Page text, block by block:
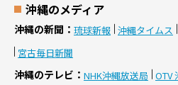
沖縄のメディア
沖縄の新聞 琉球新報 沖縄タイムス
宮古毎日新聞
沖縄のテレビ NHK沖縄放送局 OTV